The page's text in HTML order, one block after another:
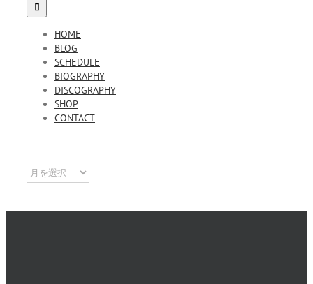
HOME
BLOG
SCHEDULE
BIOGRAPHY
DISCOGRAPHY
SHOP
CONTACT